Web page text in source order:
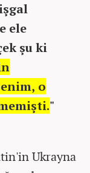
ele
şu ki
o
"
Ukrayna